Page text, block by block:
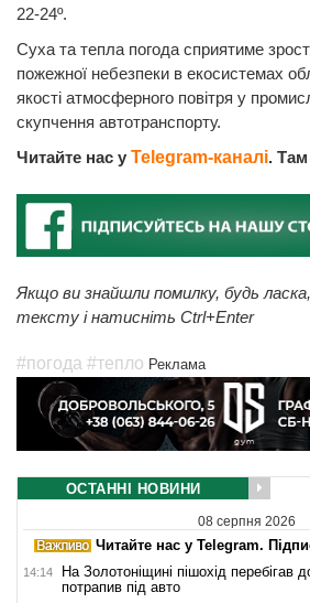
22-24º.
Суха та тепла погода сприятиме
пожежної небезпеки в екосистемах
якості атмосферного повітря у
скупчення автотранспорту.
Читайте нас у Telegram-каналі. Там
Якщо ви знайшли помилку, будь
тексту і натисніть Ctrl+Enter
#погода #тепло Реклама
ОСТАННІ НОВИНИ
08 серпня 2026
Читайте нас у Telegram.
14:14
На Золотоніщині пішохід перебігав
потрапив під авто